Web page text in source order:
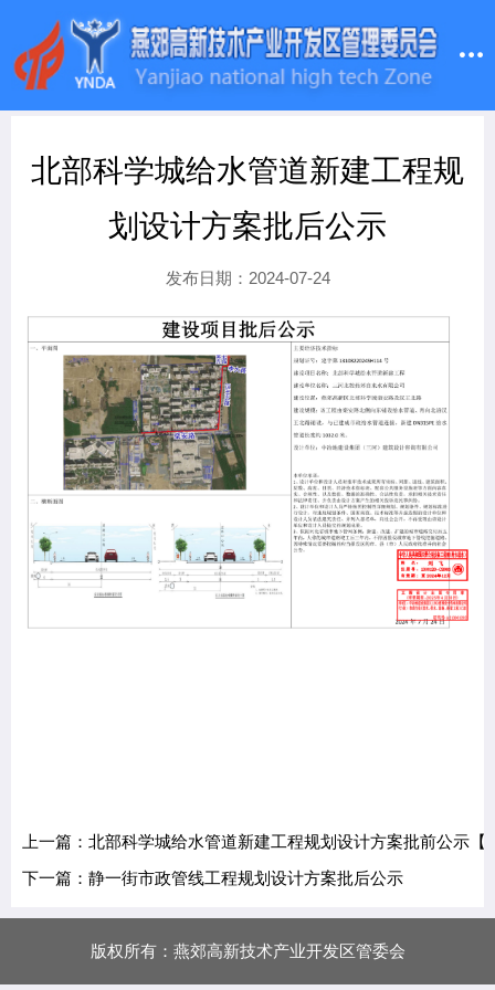
北部科学城给水管道新建工程规
划设计方案批后公示
发布日期：2024-07-24
上一篇：北部科学城给水管道新建工程规划设计方案批前公示【
下一篇：静一街市政管线工程规划设计方案批后公示
版权所有：燕郊高新技术产业开发区管委会